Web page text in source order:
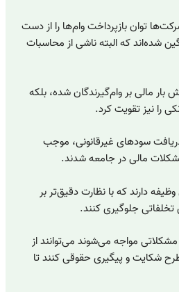
توان بازپرداخت وام‌ها را از دست
شده‌اند که البته ناشی از محاسبات
بار مالی بر وام‌گیرندگان شده، بلکه
را نیز تقویت کرد.
سودهای غیرقانونی، موجب
مالی در جامعه شدند.
دارند که با نظارت دقیق‌تر بر
تخلفاتی جلوگیری کنند.
مواجه می‌شوند می‌توانند از
شکایت و پیگیری حقوقی کنند تا